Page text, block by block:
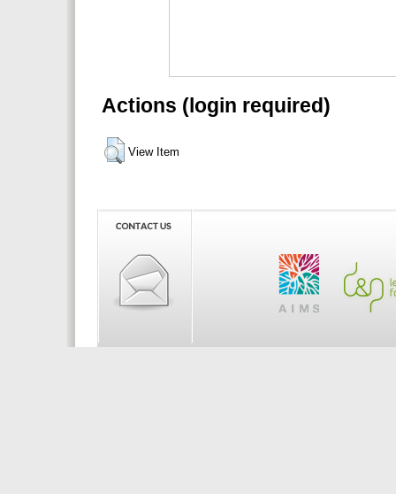
Actions (login required)
View Item